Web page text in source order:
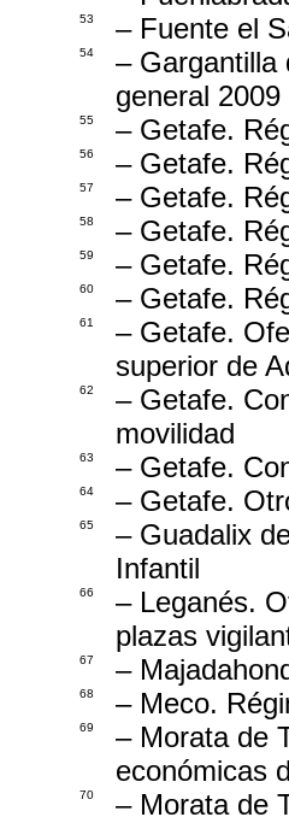
53 – Fuente el
54
– Gargantilla
general 2009
55 – Getafe.
56 – Getafe.
57 – Getafe.
58 – Getafe.
59 – Getafe.
60 – Getafe.
61
– Getafe.
superior de
62
– Getafe.
movilidad
63 – Getafe.
64 – Getafe.
65
– Guadalix
Infantil
66
– Leganés.
plazas
67 –
68 – Meco.
69
– Morata de
económicas
70 – Morata de